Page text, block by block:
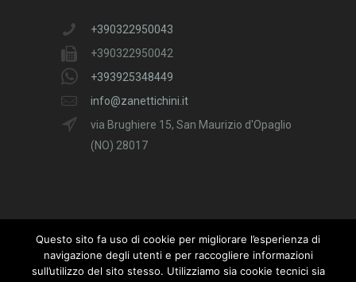
+390322950043
+390322950042
+393925348449
info@zanettichini.it
via Brughiere 15, San Maurizio d'Opaglio
(NO) 28017
Questo sito fa uso di cookie per migliorare l’esperienza di
navigazione degli utenti e per raccogliere informazioni
sull’utilizzo del sito stesso. Utilizziamo sia cookie tecnici sia